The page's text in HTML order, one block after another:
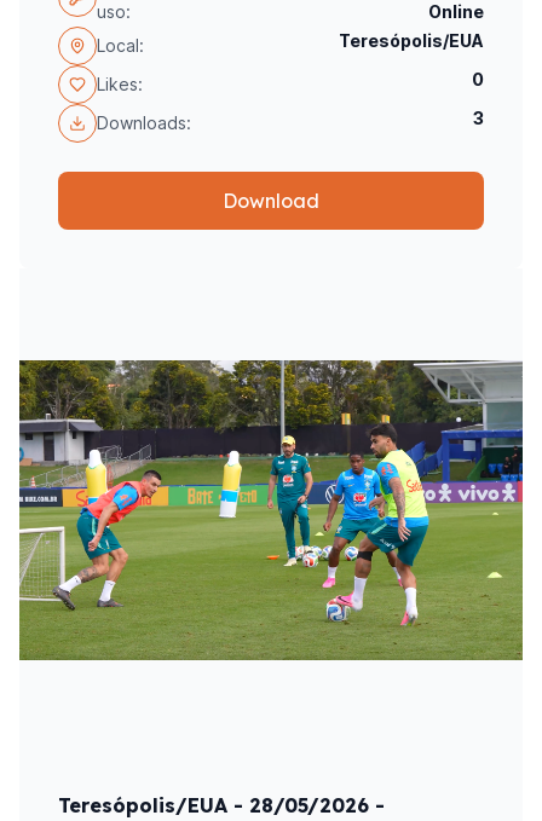
uso:
Online
Local:
Teresópolis/EUA
Likes: 0
Downloads: 3
Download
Teresópolis/EUA - 28/05/2026 -